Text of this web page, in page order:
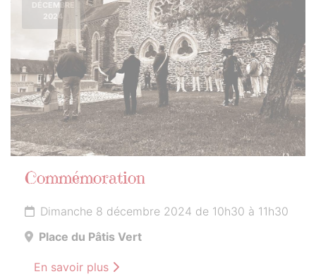
DÉCEMBRE
2024
Commémoration
Dimanche 8 décembre 2024 de 10h30 à 11h30
Place du Pâtis Vert
En savoir plus